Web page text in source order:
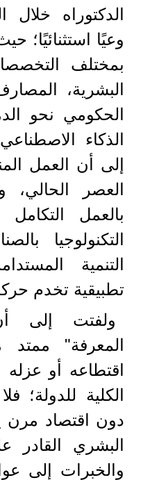
الدكتوراه
وعيًا استثنائيًا؛
بمختلف
البشرية،
الحكومي نحو
الذكاء
إلى أن العمل
العصر الحالي،
بالعمل
التكنولوجيا
التنمية
تطبيقية تخدم
ولفتت إلى
المعرفة"
اقتطاعه أو عزله
الكلية للدولة؛
دون اقتصاد مرن
البشري القادر
والخبرات إلى